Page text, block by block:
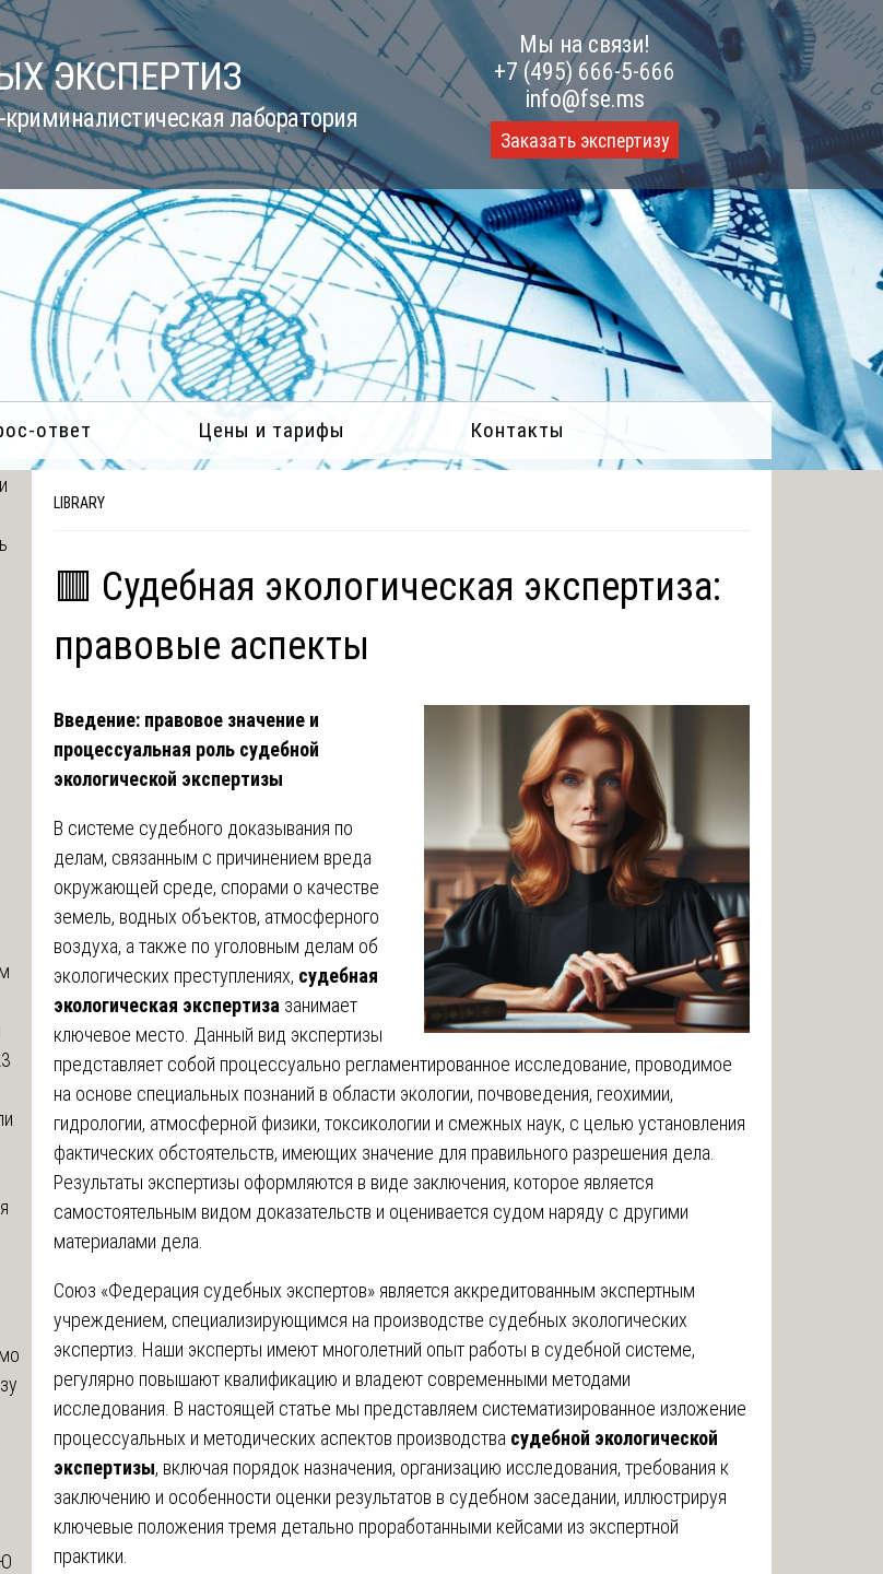
ЭКСПЕРТИЗ
лаборатория
Мы на связи!
+7 (495) 666-5-666
info@fse.ms
Заказать экспертизу
ответ Цены и тарифы Контакты
LIBRARY
🟥 Судебная экологическая экспертиза:
правовые аспекты
Введение: правовое значение и
процессуальная роль судебной
экологической экспертизы
В системе судебного доказывания по
делам, связанным с причинением вреда
окружающей среде, спорами о качестве
земель, водных объектов, атмосферного
воздуха, а также по уголовным делам об
экологических преступлениях, судебная
экологическая экспертиза занимает
ключевое место. Данный вид экспертизы
представляет собой процессуально регламентированное исследование, проводимое
на основе специальных познаний в области экологии, почвоведения, геохимии,
гидрологии, атмосферной физики, токсикологии и смежных наук, с целью установления
фактических обстоятельств, имеющих значение для правильного разрешения дела.
Результаты экспертизы оформляются в виде заключения, которое является
самостоятельным видом доказательств и оценивается судом наряду с другими
материалами дела.
Союз «Федерация судебных экспертов» является аккредитованным экспертным
учреждением, специализирующимся на производстве судебных экологических
экспертиз. Наши эксперты имеют многолетний опыт работы в судебной системе,
регулярно повышают квалификацию и владеют современными методами
исследования. В настоящей статье мы представляем систематизированное изложение
процессуальных и методических аспектов производства судебной экологической
экспертизы, включая порядок назначения, организацию исследования, требования к
заключению и особенности оценки результатов в судебном заседании, иллюстрируя
ключевые положения тремя детально проработанными кейсами из экспертной
практики.